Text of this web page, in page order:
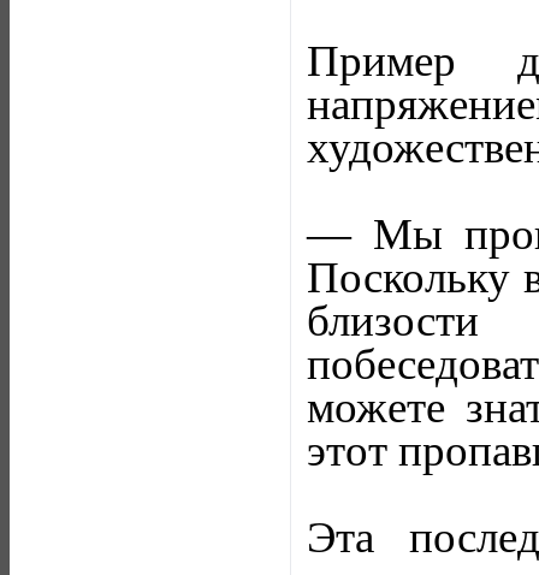
Пример
— Мы
Поскольку
можете
этот
Эта